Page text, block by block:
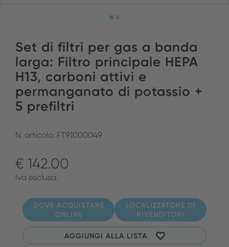
Set di filtri per gas a banda
larga: Filtro principale HEPA
H13, carboni attivi e
permanganato di potassio +
5 prefiltri
N. articolo: FT91000049
€ 142.00
Iva esclusa.
DOVE ACQUISTARE
ONLINE
LOCALIZZATORE DI
RIVENDITORI
AGGIUNGI ALLA LISTA